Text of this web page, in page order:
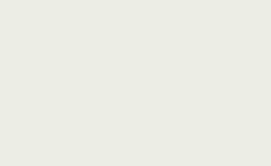
stil som fåtöljen. Välj mellan